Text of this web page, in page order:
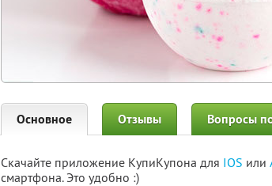
Основное Отзывы Вопросы
Скачайте приложение КупиКупона для IOS или
смартфона. Это удобно :)